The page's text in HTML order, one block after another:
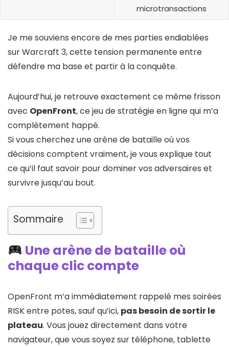
microtransactions
Je me souviens encore de mes parties endiablées
sur Warcraft 3, cette tension permanente entre
défendre ma base et partir à la conquête.
Aujourd’hui, je retrouve exactement ce même frisson
avec OpenFront, ce jeu de stratégie en ligne qui m’a
complètement happé.
Si vous cherchez une arène de bataille où vos
décisions comptent vraiment, je vous explique tout
ce qu’il faut savoir pour dominer vos adversaires et
survivre jusqu’au bout.
Sommaire
Une arène de bataille où
chaque clic compte
OpenFront m’a immédiatement rappelé mes soirées
RISK entre potes, sauf qu’ici, pas besoin de sortir le
plateau. Vous jouez directement dans votre
navigateur, que vous soyez sur téléphone, tablette